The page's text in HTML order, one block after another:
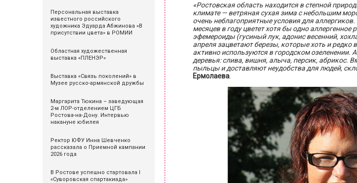
Персональная выставка
известного российского
художника Эдуарда Абжинова «В
присутствии цвета» в РОМИИ
Областная художественная
выставка «ПЛЕНЭР»
Выставка «Связь поколений» в
Музее русско-армянской дружбы
Маргарита Тюкина – заведующая
2-м ЛОР-отделением ЦГБ
Ростова-на-Дону. Интервью
накануне юбилея
Ректор ЮФУ Инна Шевченко
рассказала о Приемной кампании
2026 года
В Ростове успешно стартовала I
«Суворовская спартакиада»
«Ростовская область находится в степной
климате — ветряная сухая зима с небольшим
очень неблагоприятные условия для
месяцев в году цветет хотя бы одно аллергенное
эфемероиды (гусиный лук, адонис весенний,
апреля зацветают березы, которые хоть и редко
активно используются в городском озеленении.
деревья: слива, вишня, алыча, персик, абрикос.
пыльцы и доставляют неудобства для людей,
Ермолаева.